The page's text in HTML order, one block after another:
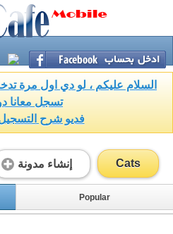
السلام عليكم ، لو دي اول مرة
تسجل معانا
فديو شرح
إنشاء مدونة Cats
Popular